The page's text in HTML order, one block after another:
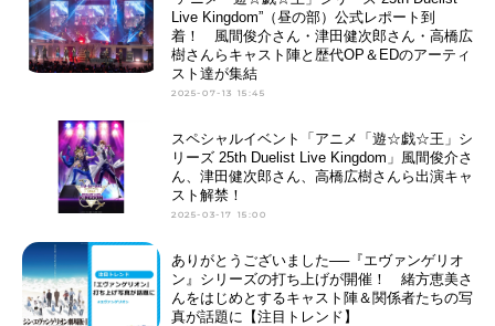
Live Kingdom”（昼の部）公式レポート到
着！ 風間俊介さん・津田健次郎さん・高橋広
樹さんらキャスト陣と歴代OP＆EDのアーティ
スト達が集結
2025-07-13 15:45
スペシャルイベント「アニメ「遊☆戯☆王」シ
リーズ 25th Duelist Live Kingdom」風間俊介さ
ん、津田健次郎さん、高橋広樹さんら出演キャ
スト解禁！
2025-03-17 15:00
ありがとうございました──『エヴァンゲリオ
ン』シリーズの打ち上げが開催！ 緒方恵美さ
んをはじめとするキャスト陣＆関係者たちの写
真が話題に【注目トレンド】